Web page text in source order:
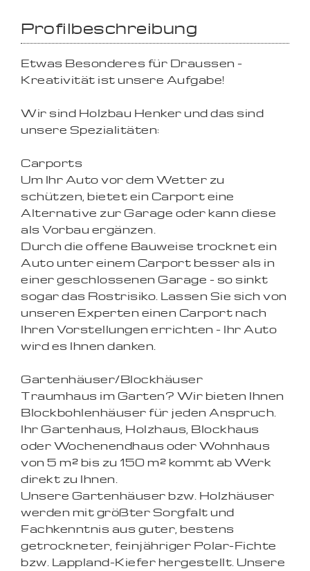
Profilbeschreibung
Etwas Besonderes für Draussen -
Kreativität ist unsere Aufgabe!
Wir sind Holzbau Henker und das sind
unsere Spezialitäten:
Carports
Um Ihr Auto vor dem Wetter zu
schützen, bietet ein Carport eine
Alternative zur Garage oder kann diese
als Vorbau ergänzen.
Durch die offene Bauweise trocknet ein
Auto unter einem Carport besser als in
einer geschlossenen Garage - so sinkt
sogar das Rostrisiko. Lassen Sie sich von
unseren Experten einen Carport nach
Ihren Vorstellungen errichten - Ihr Auto
wird es Ihnen danken.
Gartenhäuser/Blockhäuser
Traumhaus im Garten? Wir bieten Ihnen
Blockbohlenhäuser für jeden Anspruch.
Ihr Gartenhaus, Holzhaus, Blockhaus
oder Wochenendhaus oder Wohnhaus
von 5 m² bis zu 150 m² kommt ab Werk
direkt zu Ihnen.
Unsere Gartenhäuser bzw. Holzhäuser
werden mit größter Sorgfalt und
Fachkenntnis aus guter, bestens
getrockneter, feinjähriger Polar-Fichte
bzw. Lappland-Kiefer hergestellt. Unsere